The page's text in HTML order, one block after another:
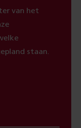
van het
staan.